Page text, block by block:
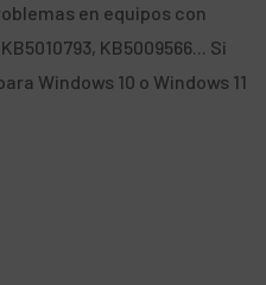
en equipos con
KB5009566... Si
Windows 10 o Windows 11